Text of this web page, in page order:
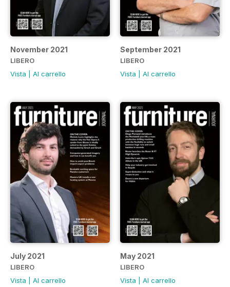
November 2021
LIBERO
Vista
Al carrello
September 2021
LIBERO
Vista
Al carrello
July 2021
LIBERO
Vista
Al carrello
May 2021
LIBERO
Vista
Al carrello